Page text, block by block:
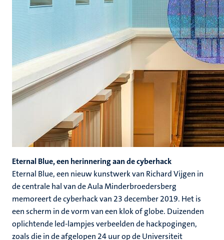
Eternal Blue, een herinnering aan de cyberhack
Eternal Blue, een nieuw kunstwerk van Richard Vijgen in
de centrale hal van de Aula Minderbroedersberg
memoreert de cyberhack van 23 december 2019. Het is
een scherm in de vorm van een klok of globe. Duizenden
oplichtende led-lampjes verbeelden de hackpogingen,
zoals die in de afgelopen 24 uur op de Universiteit